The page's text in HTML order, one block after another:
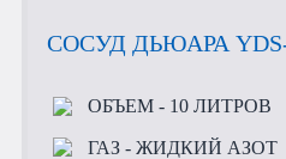
СОСУД ДЬЮАРА YDS-
ОБЪЕМ- 10 ЛИТРОВ
ГАЗ- ЖИДКИЙ АЗОТ